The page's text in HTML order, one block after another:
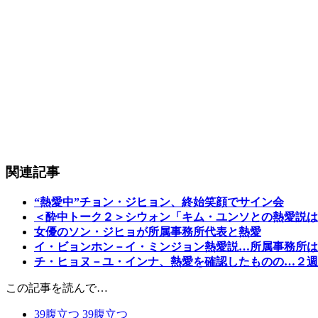
関連記事
“熱愛中”チョン・ジヒョン、終始笑顔でサイン会
＜酔中トーク２＞シウォン「キム・ユンソとの熱愛説
女優のソン・ジヒョが所属事務所代表と熱愛
イ・ビョンホン－イ・ミンジョン熱愛説…所属事務所
チ・ヒョヌ－ユ・インナ、熱愛を確認したものの…２
この記事を読んで…
39腹立つ 39腹立つ